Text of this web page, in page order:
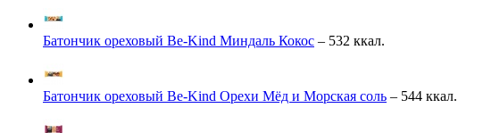
Батончик ореховый Be-Kind Миндаль Кокос – 532 ккал.
Батончик ореховый Be-Kind Орехи Мёд и Морская соль – 544 ккал.